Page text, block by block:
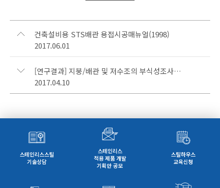
건축설비용 STS배관 용접시공매뉴얼(1998)
2017.06.01
[연구결과] 지붕/배관 및 저수조의 부식성조사를 통한 STS소재 경쟁력 확보방안 연구
2017.04.10
스테인리스스틸
기술상담
스테인리스
적용 제품 개발
기획안 공모
스틸하우스
교육신청